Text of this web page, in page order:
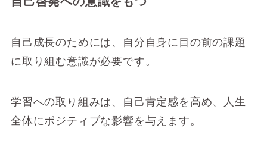
自己成長のためには、自分自身に目の前の課題
に取り組む意識が必要です。
学習への取り組みは、自己肯定感を高め、人生
全体にポジティブな影響を与えます。